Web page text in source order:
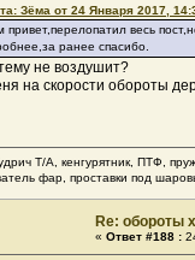
Зёма от 24 Января 2017,
привет,перелопатил весь
ранее спасибо.
не воздушит?
на скорости обороты
Т/А, кенгурятник, ПТФ,
фар, проставки под
Re: обороты
« Ответ #188 :